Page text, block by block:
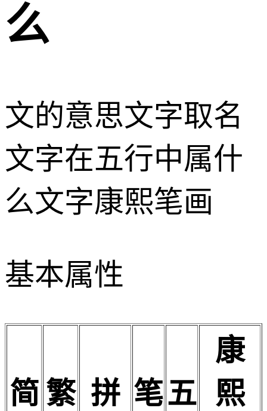
么
文的意思文字取名
文字在五行中属什
么文字康熙笔画
基本属性
简 繁 拼 笔五
康
熙